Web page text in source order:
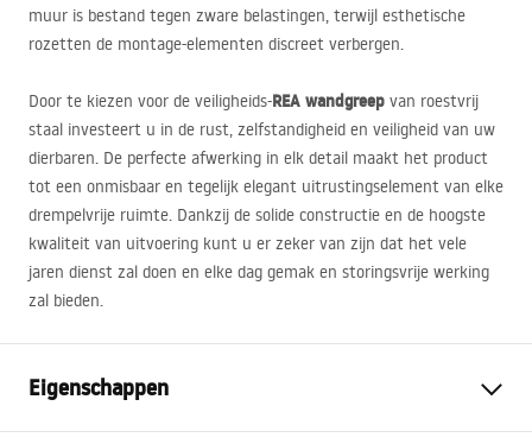
muur is bestand tegen zware belastingen, terwijl esthetische
rozetten de montage-elementen discreet verbergen.
Door te kiezen voor de veiligheids-REA wandgreep van roestvrij
staal investeert u in de rust, zelfstandigheid en veiligheid van uw
dierbaren. De perfecte afwerking in elk detail maakt het product
tot een onmisbaar en tegelijk elegant uitrustingselement van elke
drempelvrije ruimte. Dankzij de solide constructie en de hoogste
kwaliteit van uitvoering kunt u er zeker van zijn dat het vele
jaren dienst zal doen en elke dag gemak en storingsvrije werking
zal bieden.
Eigenschappen